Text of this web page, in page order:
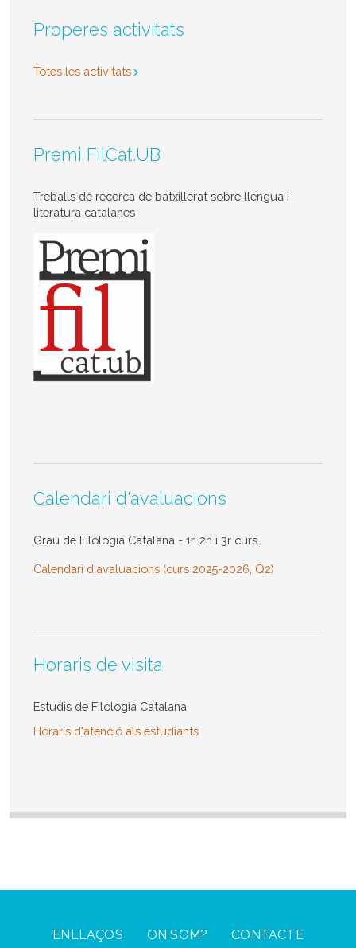
Properes activitats
Totes les activitats
Premi FilCat.UB
Treballs de recerca de batxillerat sobre llengua i
literatura catalanes
Calendari d'avaluacions
Grau de Filologia Catalana - 1r, 2n i 3r curs
Calendari d'avaluacions (curs 2025-2026, Q2)
Horaris de visita
Estudis de Filologia Catalana
Horaris d'atenció als estudiants
Menu
ENLLAÇOS ON SOM? CONTACTE